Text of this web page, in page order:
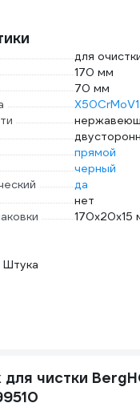
для
170 мм
70 мм
прямой
черный
да
нет
170х20х15
Штука
чистки